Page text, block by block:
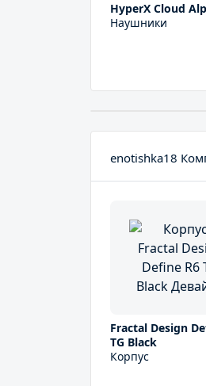
HyperX Cloud
Наушники
enotishka18
Fractal Design
TG Black
Корпус